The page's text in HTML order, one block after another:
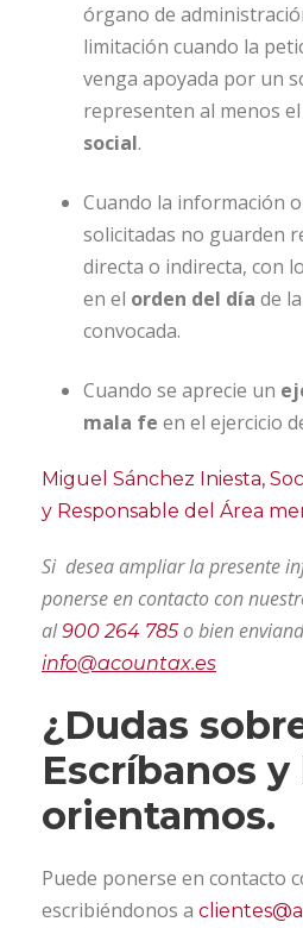
órgano de
limitación cuando la
venga apoyada por un
representen al menos el
social.
Cuando la información
solicitadas no guarden
directa o indirecta, con
en el orden del día de la
convocada.
Cuando se aprecie un
mala fe en el ejercicio
Miguel Sánchez Iniesta,
y Responsable del Área
Si desea ampliar la presente
ponerse en contacto con
al900 264 785o bien
info@acountax.es
¿Dudas
Escríbanos y
orientamos.
Puede ponerse en contacto
escribiéndonos a